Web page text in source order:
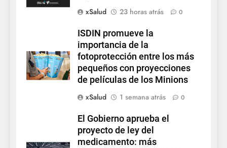
xSalud
23 horas atrás 0
ISDIN promueve la
importancia de la
fotoprotección entre los más
pequeños con proyecciones
de películas de los Minions
xSalud
1 semana atrás 0
El Gobierno aprueba el
proyecto de ley del
medicamento: más